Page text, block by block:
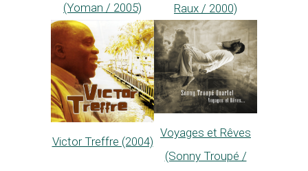
(Yoman / 2005)
Raux / 2000)
Victor Treffre (2004)
Voyages et Rêves
(Sonny Troupé /